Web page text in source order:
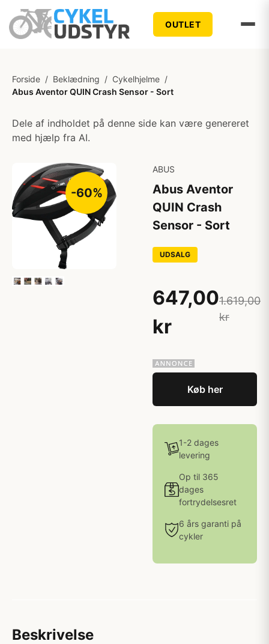
OUTLET
Forside / Beklædning / Cykelhjelme /
Abus Aventor QUIN Crash Sensor - Sort
Dele af indholdet på denne side kan være genereret
med hjælp fra AI.
-60%
ABUS
Abus Aventor
QUIN Crash
Sensor - Sort
UDSALG
647,00
kr
1.619,00
kr
Køb her
1-2 dages
levering
Op til 365
dages
fortrydelsesret
6 års garanti på
cykler
Beskrivelse